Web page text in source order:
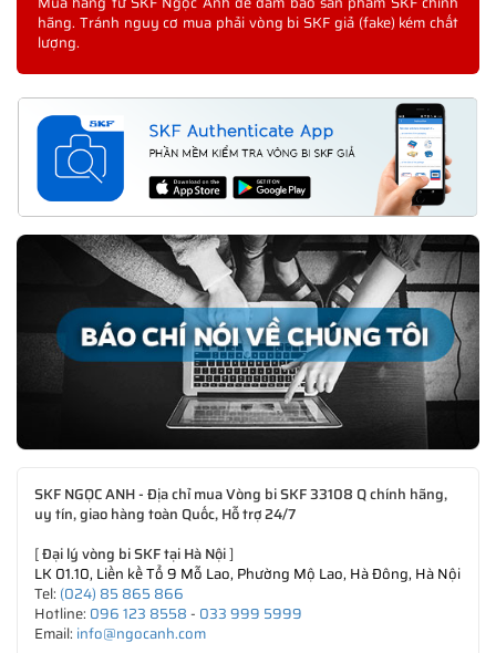
hãng. Tránh nguy cơ mua phải vòng bi SKF giả (fake) kém chất
lượng.
SKF NGỌC ANH - Địa chỉ mua Vòng bi SKF 33108 Q chính hãng,
uy tín, giao hàng toàn Quốc, Hỗ trợ 24/7
[Đại lý vòng bi SKF tại Hà Nội]
LK 01.10, Liền kề Tổ 9 Mỗ Lao, Phường Mộ Lao, Hà Đông, Hà Nội
Tel: (024) 85 865 866
Hotline: 096 123 8558- 033 999 5999
Email: info@ngocanh.com